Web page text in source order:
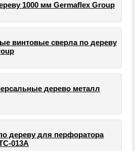
1000 мм Germaflex Group
винтовые сверла по дереву
дерево металл
дереву для перфоратора
013А